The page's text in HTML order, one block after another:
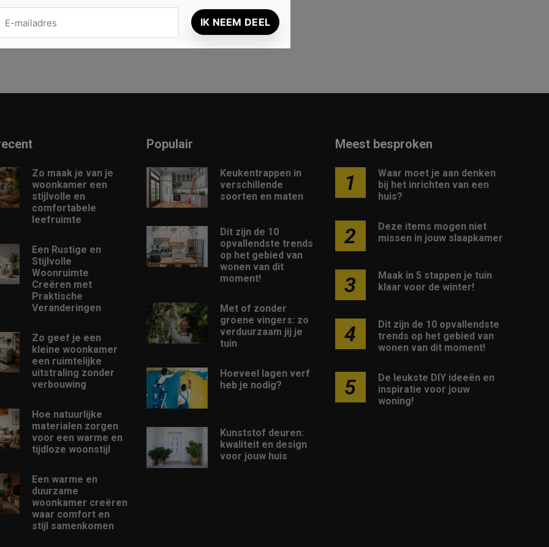
Zo maak je van je
woonkamer een
stijlvolle en
comfortabele
leefruimte
Een Rustige en
Stijlvolle
Woonruimte
Creëren met
Praktische
Veranderingen
Zo geef je een
kleine woonkamer
een ruimtelijke
uitstraling zonder
verbouwing
Hoe natuurlijke
materialen zorgen
voor een warme en
tijdloze woonstijl
Een warme en
duurzame
woonkamer creëren
waar comfort en
stijl samenkomen
Populair
Keukentrappen in
verschillende
soorten en maten
Dit zijn de 10
opvallendste trends
op het gebied van
wonen van dit
moment!
Met of zonder
groene vingers: zo
verduurzaam jij je
tuin
Hoeveel lagen verf
heb je nodig?
Kunststof deuren:
kwaliteit en design
voor jouw huis
Meest besproken
1
Waar moet je aan denken
bij het inrichten van een
huis?
2
Deze items mogen niet
missen in jouw slaapkamer
3
Maak in 5 stappen je tuin
klaar voor de winter!
4
Dit zijn de 10 opvallendste
trends op het gebied van
wonen van dit moment!
5
De leukste DIY ideeën en
inspiratie voor jouw
woning!